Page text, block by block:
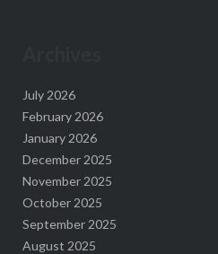
July 2026
February 2026
January 2026
December 2025
November 2025
October 2025
September 2025
August 2025